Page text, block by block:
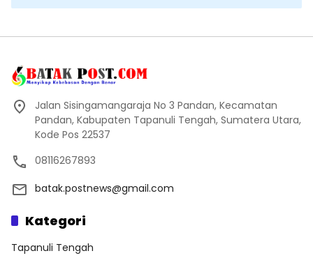
Jalan Sisingamangaraja No 3 Pandan, Kecamatan
Pandan, Kabupaten Tapanuli Tengah, Sumatera Utara,
Kode Pos 22537
08116267893
batak.postnews@gmail.com
Kategori
Tapanuli Tengah